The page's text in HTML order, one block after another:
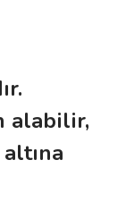
alabilir,